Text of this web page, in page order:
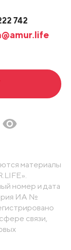
742
материалы
номер и дата
ИА №
связи,